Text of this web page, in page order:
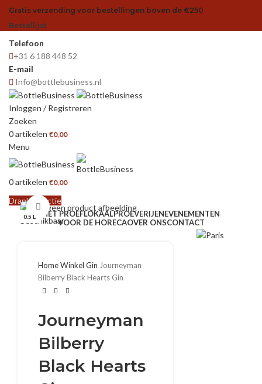
Gratis verzending voor bestellingen boven de €250
Bestellijst
Telefoon
+31 6 188 448 52
E-mail
Info@bottlebusiness.nl
Inloggen / Registreren
Zoeken
0artikelen €0,00
Menu
0artikelen €0,00
Drank selectie
HET PROEFLOKAALPROEVERIJENEVENEMENTEN
VOOR DE HORECAOVER ONSCONTACT
0.5 L
Klik om te vergroten
HomeWinkel Gin Journeyman
Bilberry Black Hearts Gin
Journeyman
Bilberry
Black Hearts